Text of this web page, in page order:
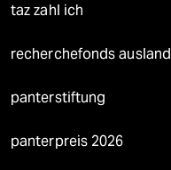
taz zahl ich
recherchefonds ausland
panterstiftung
panterpreis 2026